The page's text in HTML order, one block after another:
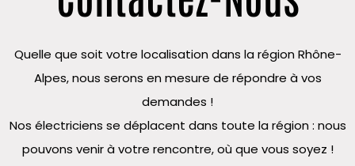
Quelle que soit votre localisation dans la région Rhône-
Alpes, nous serons en mesure de répondre à vos
demandes !
Nos électriciens se déplacent dans toute la région : nous
pouvons venir à votre rencontre, où que vous soyez !